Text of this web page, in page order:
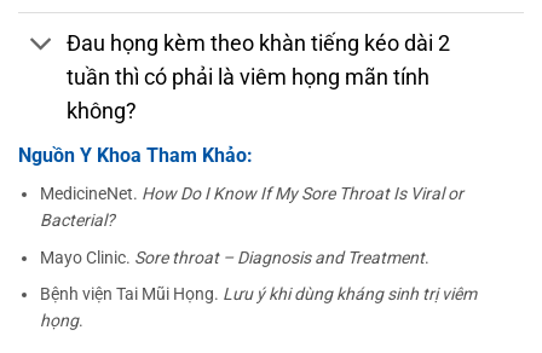
Đau họng kèm theo khàn tiếng kéo dài 2
tuần thì có phải là viêm họng mãn tính
không?
Nguồn Y Khoa Tham Khảo:
MedicineNet. How Do I Know If My Sore Throat Is Viral or
Bacterial?
Mayo Clinic. Sore throat – Diagnosis and Treatment.
Bệnh viện Tai Mũi Họng. Lưu ý khi dùng kháng sinh trị viêm
họng.